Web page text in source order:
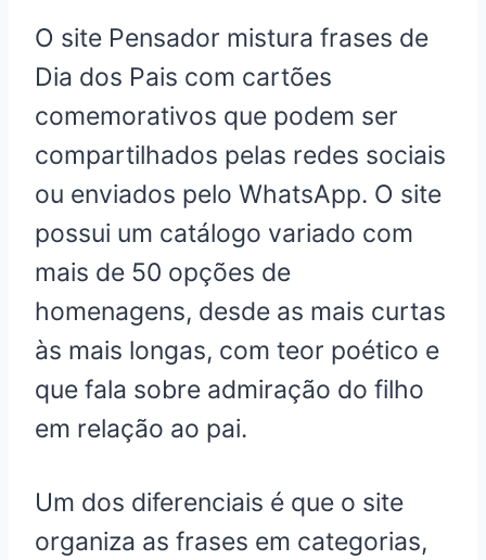
O site Pensador mistura frases de
Dia dos Pais com cartões
comemorativos que podem ser
compartilhados pelas redes sociais
ou enviados pelo WhatsApp. O site
possui um catálogo variado com
mais de 50 opções de
homenagens, desde as mais curtas
às mais longas, com teor poético e
que fala sobre admiração do filho
em relação ao pai.
Um dos diferenciais é que o site
organiza as frases em categorias,